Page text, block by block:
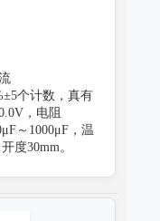
个计数，真有
，电阻
～1000μF，温
度30mm。